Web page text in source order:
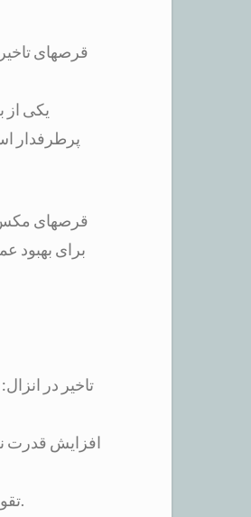
قرصهای
پرطرفدار
برای بهبود
تاخیر در
افزایش قدرت
تقویت میل جنسی: مکس من میتواند به افزایش میل و انگیزه جنسی نیز کمک کند.